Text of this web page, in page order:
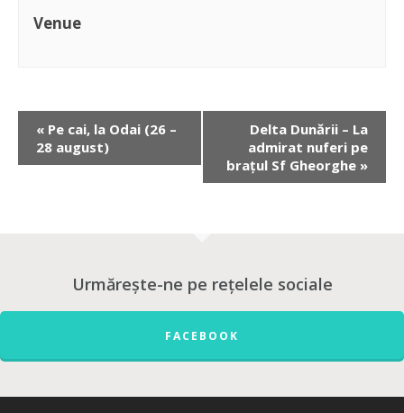
Venue
« Pe cai, la Odai (26 –
28 august)
Delta Dunării – La
admirat nuferi pe
brațul Sf Gheorghe »
Urmărește-ne pe rețelele sociale
FACEBOOK